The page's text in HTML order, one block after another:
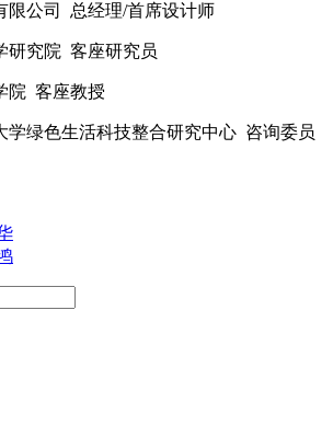
限公司 总经理/首席设计师
研究院 客座研究员
院 客座教授
学绿色生活科技整合研究中心 咨询委员